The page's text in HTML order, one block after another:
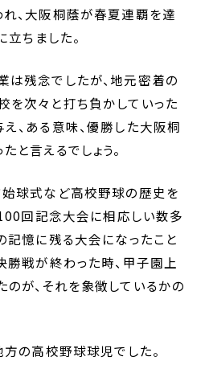
、大阪桐蔭が春夏連覇を達
ちました。
残念でしたが、地元密着の
次々と打ち負かしていった
、ある意味、優勝した大阪桐
と言えるでしょう。
始球式など高校野球の歴史を
回記念大会に相応しい数多
記憶に残る大会になったこと
勝戦が終わった時、甲子園上
が、それを象徴しているかの
方の高校野球球児でした。